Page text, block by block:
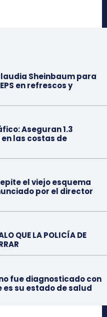
Sheinbaum para
en refrescos y
Aseguran 1.3
las costas de
el viejo esquema
por el director
QUE LA POLICÍA DE
fue diagnosticado con
su estado de salud